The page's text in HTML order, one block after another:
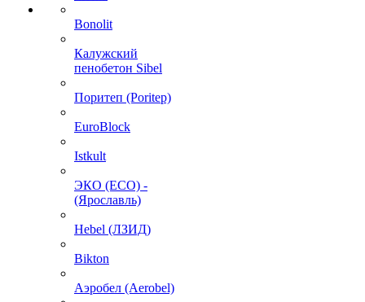
Bonolit
Калужский
пенобетон Sibel
Поритеп (Poritep)
EuroBlock
Istkult
ЭКО (ECO) -
(Ярославль)
Hebel (ЛЗИД)
Bikton
Аэробел (Aerobel)